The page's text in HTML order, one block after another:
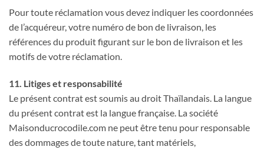
Pour toute réclamation vous devez indiquer les coordonnées
de l’acquéreur, votre numéro de bon de livraison, les
références du produit figurant sur le bon de livraison et les
motifs de votre réclamation.
11. Litiges et responsabilité
Le présent contrat est soumis au droit Thaïlandais. La langue
du présent contrat est la langue française. La société
Maisonducrocodile.com ne peut être tenu pour responsable
des dommages de toute nature, tant matériels,